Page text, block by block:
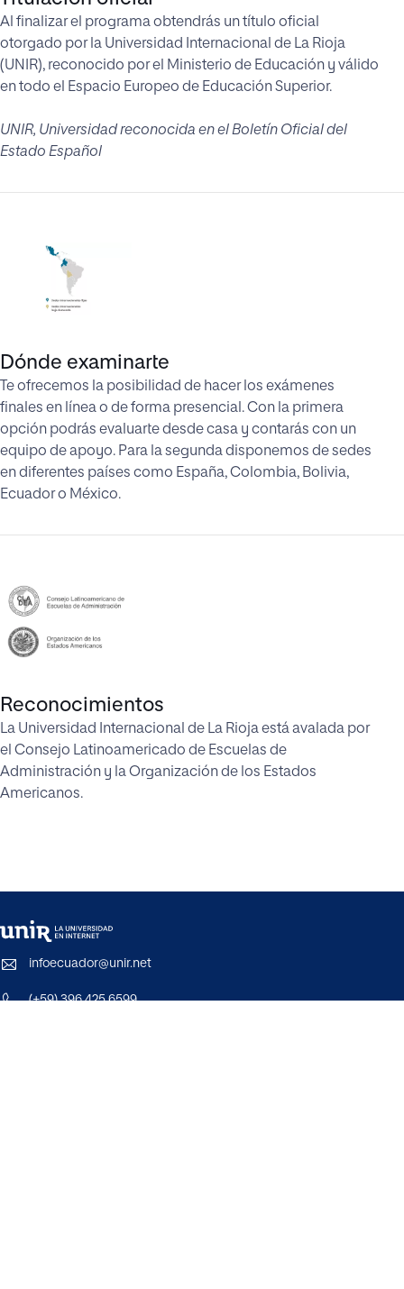
Al finalizar el programa obtendrás un título oficial
otorgado por la Universidad Internacional de La Rioja
(UNIR), reconocido por el Ministerio de Educación y válido
en todo el Espacio Europeo de Educación Superior.
UNIR, Universidad reconocida en el Boletín Oficial del
Estado Español
Dónde examinarte
Te ofrecemos la posibilidad de hacer los exámenes
finales en línea o de forma presencial. Con la primera
opción podrás evaluarte desde casa y contarás con un
equipo de apoyo. Para la segunda disponemos de sedes
en diferentes países como España, Colombia, Bolivia,
Ecuador o México.
Reconocimientos
La Universidad Internacional de La Rioja está avalada por
el Consejo Latinoamericado de Escuelas de
Administración y la Organización de los Estados
Americanos.
infoecuador@unir.net
(+59) 396 425 6599